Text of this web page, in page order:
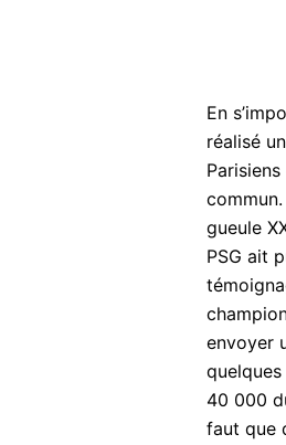
En
réalisé
gueule
PSG ait
envoyer
40 000
faut que